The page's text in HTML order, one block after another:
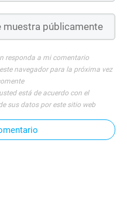
responda a mi comentario
navegador para la próxima vez
está de acuerdo con el
sus datos por este sitio web